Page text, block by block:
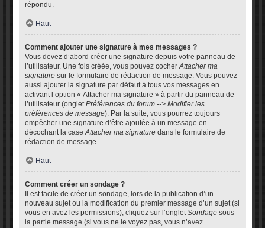
répondu.
Haut
Comment ajouter une signature à mes messages ?
Vous devez d’abord créer une signature depuis votre panneau de
l’utilisateur. Une fois créée, vous pouvez cocherAttacher ma
signature sur le formulaire de rédaction de message. Vous pouvez
aussi ajouter la signature par défaut à tous vos messages en
activant l’option « Attacher ma signature » à partir du panneau de
l’utilisateur (ongletPréférences du forum --> Modifier les
préférences de message). Par la suite, vous pourrez toujours
empêcher une signature d’être ajoutée à un message en
décochant la caseAttacher ma signature dans le formulaire de
rédaction de message.
Haut
Comment créer un sondage ?
Il est facile de créer un sondage, lors de la publication d’un
nouveau sujet ou la modification du premier message d’un sujet (si
vous en avez les permissions), cliquez sur l’ongletSondage sous
la partie message (si vous ne le voyez pas, vous n’avez